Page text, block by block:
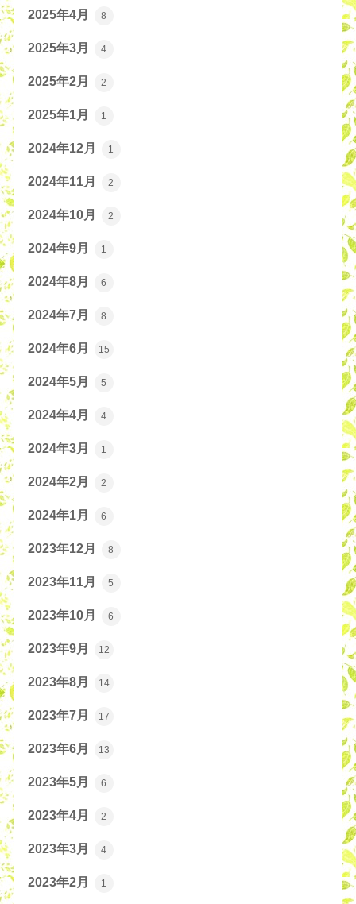
2025年4月 8
2025年3月 4
2025年2月 2
2025年1月 1
2024年12月 1
2024年11月 2
2024年10月 2
2024年9月 1
2024年8月 6
2024年7月 8
2024年6月 15
2024年5月 5
2024年4月 4
2024年3月 1
2024年2月 2
2024年1月 6
2023年12月 8
2023年11月 5
2023年10月 6
2023年9月 12
2023年8月 14
2023年7月 17
2023年6月 13
2023年5月 6
2023年4月 2
2023年3月 4
2023年2月 1